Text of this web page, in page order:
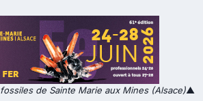
de Sainte Marie aux Mines (Alsace)▲